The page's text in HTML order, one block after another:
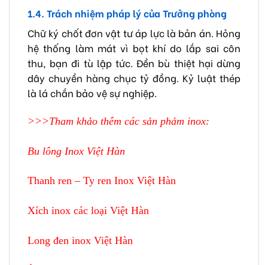
1.4. Trách nhiệm pháp lý của Trưởng phòng
Chữ ký chốt đơn vật tư áp lực là bản án. Hỏng
hệ thống làm mát vì bọt khí do lắp sai côn
thu, bạn đi tù lập tức. Đền bù thiệt hại dừng
dây chuyền hàng chục tỷ đồng. Kỷ luật thép
là lá chắn bảo vệ sự nghiệp.
>>>Tham khảo thêm các sản phảm inox:
Bu lông Inox Việt Hàn
Thanh ren – Ty ren Inox Việt Hàn
Xích inox các loại Việt Hàn
Long đen inox Việt Hàn